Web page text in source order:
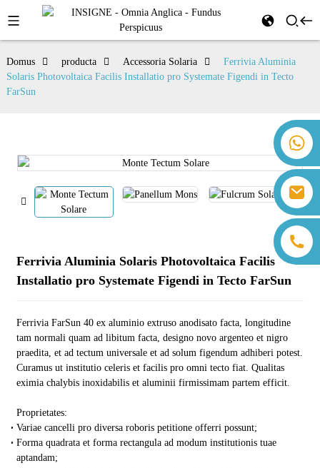
+86 13559179905 Sally Chen
+86 18806057002 Sanborn Guo
sales@farsunpv.com
Domus producta Accessoria Solaria
Ferrivia Aluminia
Solaris Photovoltaica Facilis Installatio pro Systemate Figendi in Tecto
FarSun
Ferrivia Aluminia Solaris Photovoltaica Facilis
Installatio pro Systemate Figendi in Tecto FarSun
Ferrivia FarSun 40 ex aluminio extruso anodisato facta, longitudine
tam normali quam ad libitum facta, designo novo argenteo et nigro
praedita, et ad tectum universale et ad solum figendum adhiberi potest.
Curamus ut institutio celeris et facilis pro omni tecto fiat. Qualitas
eximia chalybis inoxidabilis et aluminii firmissimam partem efficit.
Proprietates:
Variae cancelli pro diversa roboris petitione offerri possunt;
Forma quadrata et forma rectangula ad modum institutionis tuae
aptandam;